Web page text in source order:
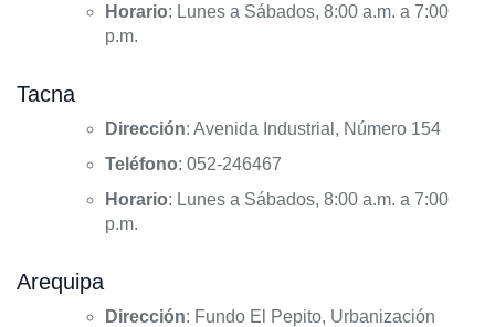
Horario: Lunes a Sábados, 8:00 a.m. a 7:00
p.m.
Tacna
Dirección: Avenida Industrial, Número 154
Teléfono: 052-246467
Horario: Lunes a Sábados, 8:00 a.m. a 7:00
p.m.
Arequipa
Dirección: Fundo El Pepito, Urbanización